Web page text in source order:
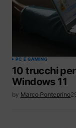
PC E GAMING
10 trucchi
Windows 11
by Marco Ponteprino